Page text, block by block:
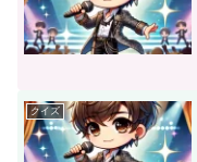
クイズ